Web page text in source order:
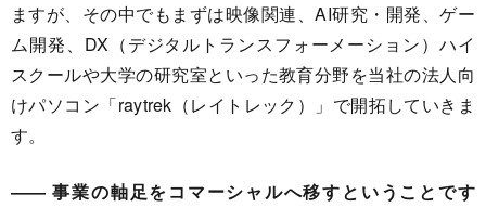
ますが、その中でもまずは映像関連、AI研究・開発、ゲー
ム開発、DX（デジタルトランスフォーメーション）ハイ
スクールや大学の研究室といった教育分野を当社の法人向
けパソコン「raytrek（レイトレック）」で開拓していきま
す。
―― 事業の軸足をコマーシャルへ移すということです